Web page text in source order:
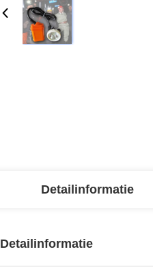
Detailinformatie
Detailinformatie